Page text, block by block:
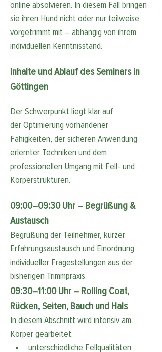
online absolvieren. In diesem Fall bringen
sie ihren Hund nicht oder nur teilweise
vorgetrimmt mit – abhängig von ihrem
individuellen Kenntnisstand.
Inhalte und Ablauf des Seminars in
Göttingen
Der Schwerpunkt liegt klar auf
der Optimierung vorhandener
Fähigkeiten, der sicheren Anwendung
erlernter Techniken und dem
professionellen Umgang mit Fell- und
Körperstrukturen.
09:00–09:30 Uhr – Begrüßung &
Austausch
Begrüßung der Teilnehmer, kurzer
Erfahrungsaustausch und Einordnung
individueller Fragestellungen aus der
bisherigen Trimmpraxis.
09:30–11:00 Uhr – Rolling Coat,
Rücken, Seiten, Bauch und Hals
In diesem Abschnitt wird intensiv am
Körper gearbeitet:
unterschiedliche Fellqualitäten